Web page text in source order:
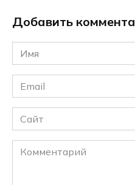
Добавить
Имя
*
Email
*
Сайт
Комментарий